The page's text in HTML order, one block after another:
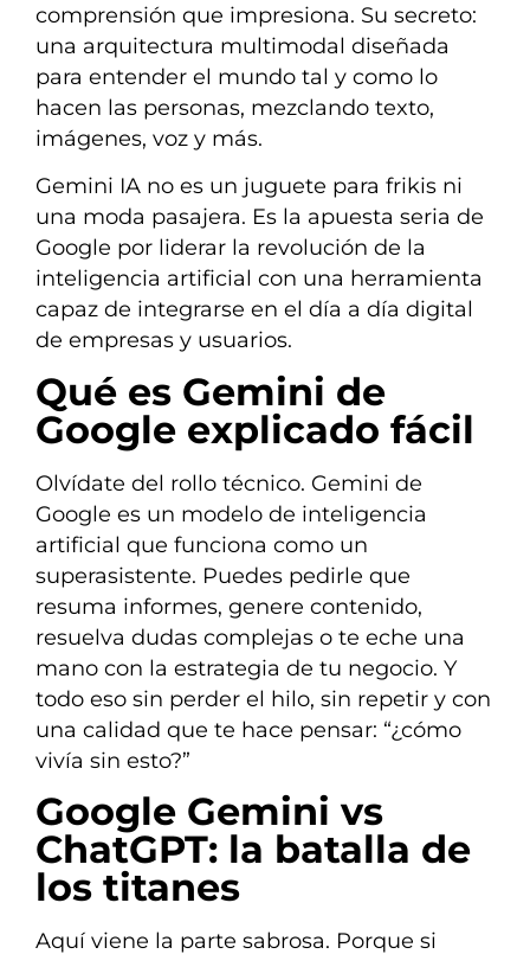
comprensión que impresiona. Su secreto:
una arquitectura multimodal diseñada
para entender el mundo tal y como lo
hacen las personas, mezclando texto,
imágenes, voz y más.
Gemini IA no es un juguete para frikis ni
una moda pasajera. Es la apuesta seria de
Google por liderar la revolución de la
inteligencia artificial con una herramienta
capaz de integrarse en el día a día digital
de empresas y usuarios.
Qué es Gemini de
Google explicado fácil
Olvídate del rollo técnico. Gemini de
Google es un modelo de inteligencia
artificial que funciona como un
superasistente. Puedes pedirle que
resuma informes, genere contenido,
resuelva dudas complejas o te eche una
mano con la estrategia de tu negocio. Y
todo eso sin perder el hilo, sin repetir y con
una calidad que te hace pensar: “¿cómo
vivía sin esto?”
Google Gemini vs
ChatGPT: la batalla de
los titanes
Aquí viene la parte sabrosa. Porque si